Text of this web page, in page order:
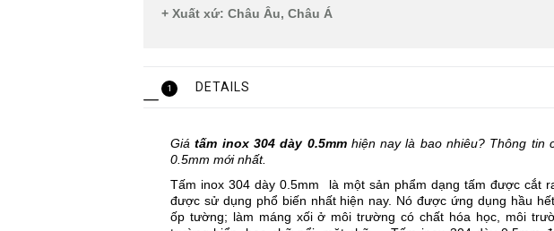
+ Xuất xứ: Châu Âu, Châu Á
1 DETAILS
Giátấm inox 304 dày 0.5mmhiện nay là bao nhiêu? Thông tin
0.5mm mới nhất.
Tấm inox 304 dày 0.5mm là một sản phẩm dạng tấm được cắt
được sử dụng phổ biến nhất hiện nay. Nó được ứng dụng hầu
ốp tường; làm máng xối ở môi trường có chất hóa học, môi